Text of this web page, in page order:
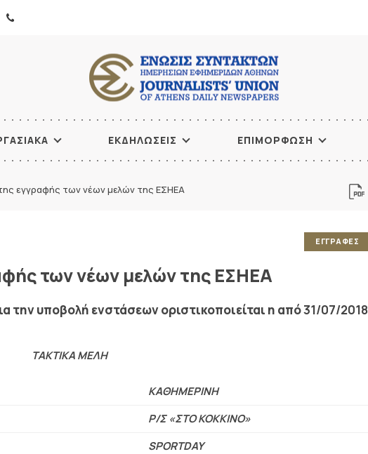
ΕΚΔΗΛΩΣΕΙΣ ΕΠΙΜΟΡΦΩΣΗ
εγγραφής των νέων μελών της ΕΣΗΕΑ
ΕΓΓΡΑΦΕΣ
των νέων μελών της ΕΣΗΕΑ
την υποβολή ενστάσεων οριστικοποιείται η από31/07/2018
ΤΑΚΤΙΚΑ ΜΕΛΗ
ΚΑΘΗΜΕΡΙΝΗ
Ρ/Σ «ΣΤΟ ΚΟΚΚΙΝΟ»
SPORTDAY